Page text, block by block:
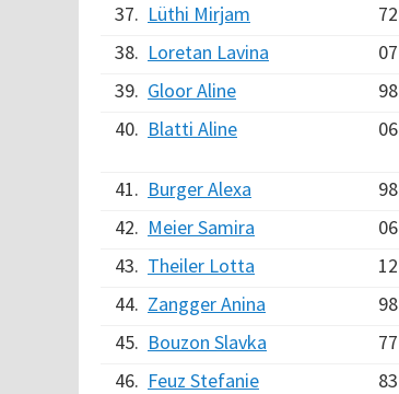
37. Lüthi Mirjam 72
38. Loretan Lavina 07
39. Gloor Aline 98
40. Blatti Aline 06
41. Burger Alexa 98
42. Meier Samira 06
43. Theiler Lotta 12
44. Zangger Anina 98
45. Bouzon Slavka 77
46. Feuz Stefanie 83